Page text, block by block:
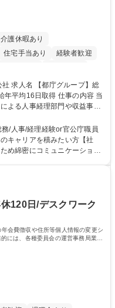
介護休暇あり
住宅手当あり
経験者歓迎
助あり
】総
取得 仕事の内容 当
よる人事経理部門や収益事業
務をお任せいたします。研修
詳細 【業務詳細】■
営に係る管理業務 ■収益部
口広場の「イベントコーナ
入社後は上記いずれかの部門
都庁グル
満／有給年平均16日取得
/人事/経理経験or官公庁職員
キャリアを積みたい方【社
め綿密にコミュニケーション
様々なプロジェクト：駐車場
明を兼ねた広告「ブライトサ
み出す活動を積極的に行って
120日/デスクワーク
会費徴収や住所等個人情報の変更シ
には、各種委員会の運営事務局業務